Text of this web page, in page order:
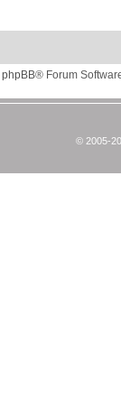
phpBB® Forum
© 2005-